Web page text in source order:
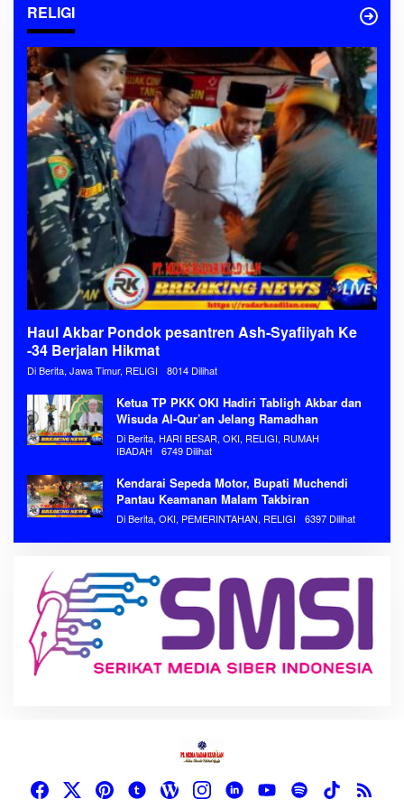
RELIGI
Haul Akbar Pondok pesantren Ash-Syafiiyah Ke
-34 Berjalan Hikmat
Di Berita, Jawa Timur, RELIGI 8014 Dilihat
Ketua TP PKK OKI Hadiri Tabligh Akbar dan
Wisuda Al-Qur’an Jelang Ramadhan
Di Berita, HARI BESAR, OKI, RELIGI, RUMAH
IBADAH
6749 Dilihat
Kendarai Sepeda Motor, Bupati Muchendi
Pantau Keamanan Malam Takbiran
Di Berita, OKI, PEMERINTAHAN, RELIGI 6397 Dilihat